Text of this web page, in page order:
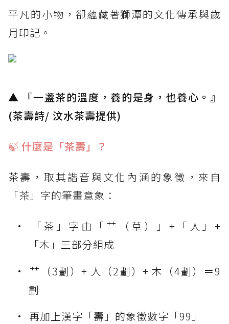
平凡的小物，卻蘊藏著獅潭的文化傳承與歲
月印記。
▲
『一盞茶的溫度，養的是身，也養心。』
(茶壽詩/ 汶水茶壽提供)
🍃 什麼是「茶壽」？
茶壽，取其諧音與文化內涵的象徵，來自
「茶」字的筆畫意象：
「茶」字由「艹（草）」+「人」+
「木」三部分組成
艹（3劃）+ 人（2劃）+ 木（4劃）＝9
劃
再加上漢字「壽」的象徵數字「99」